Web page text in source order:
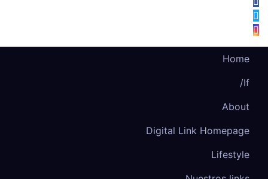
Home
/If
About
Digital Link Homepage
Lifestyle